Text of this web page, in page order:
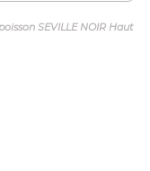
SEVILLE NOIR Haut